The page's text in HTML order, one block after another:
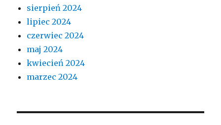
sierpień 2024
lipiec 2024
czerwiec 2024
maj 2024
kwiecień 2024
marzec 2024